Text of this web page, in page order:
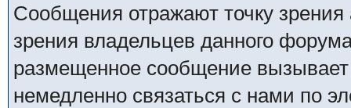
Сообщения отражают точку зрения
зрения владельцев данного
размещенное сообщение
немедленно связаться с нами по